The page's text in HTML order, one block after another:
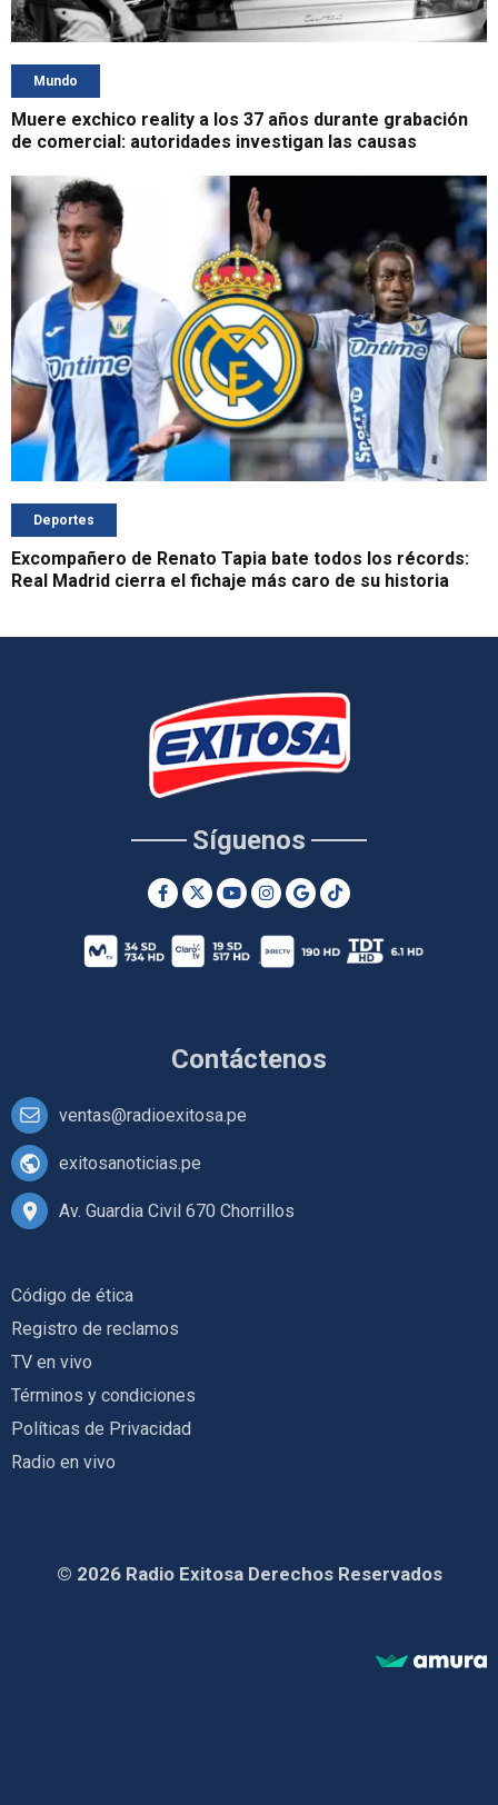
Mundo
Muere exchico reality a los 37 años durante grabación
de comercial: autoridades investigan las causas
Deportes
Excompañero de Renato Tapia bate todos los récords:
Real Madrid cierra el fichaje más caro de su historia
Contáctenos
ventas@radioexitosa.pe
exitosanoticias.pe
Av. Guardia Civil 670 Chorrillos
Síguenos
Código de ética
Registro de reclamos
TV en vivo
Términos y condiciones
Políticas de Privacidad
Radio en vivo
© 2026 Radio Exitosa Derechos Reservados